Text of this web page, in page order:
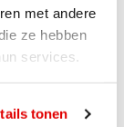
met andere
ze hebben
services.
tonen